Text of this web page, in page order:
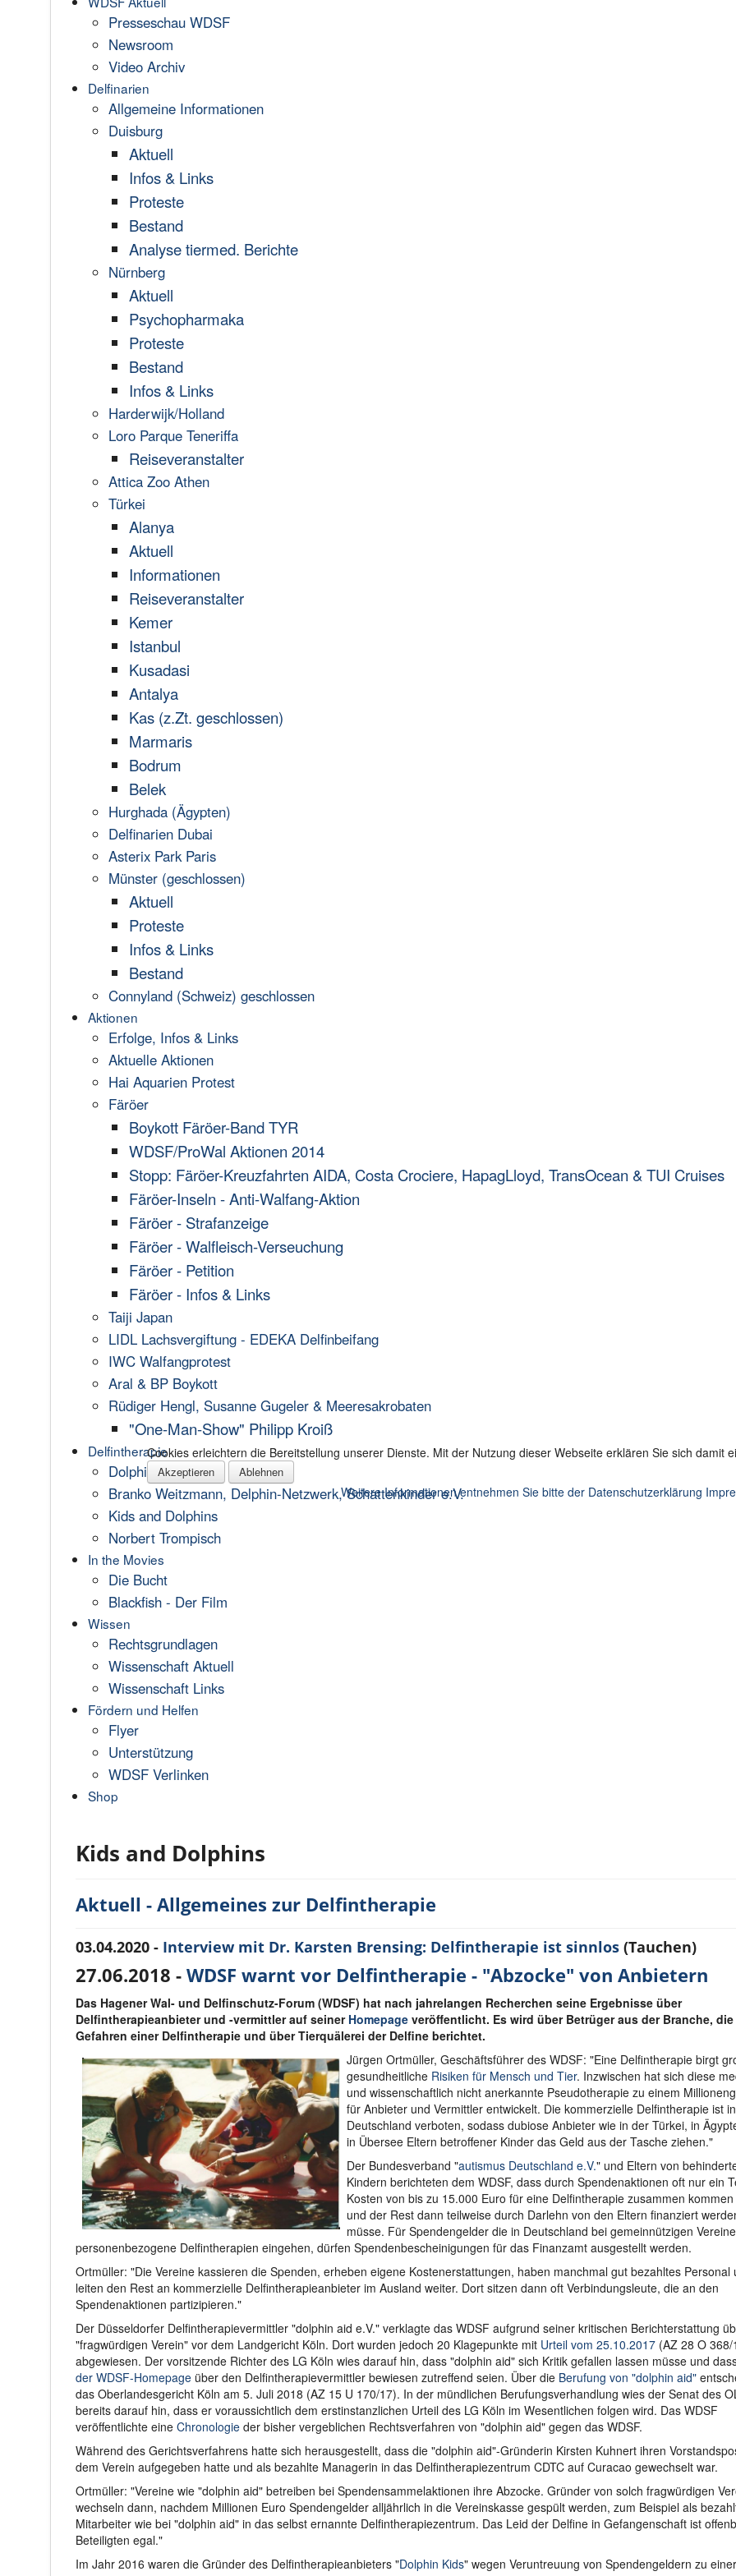
Presseschau WDSF
Newsroom
Video Archiv
Delfinarien
Allgemeine Informationen
Duisburg
Aktuell
Infos & Links
Proteste
Bestand
Analyse tiermed. Berichte
Nürnberg
Aktuell
Psychopharmaka
Proteste
Bestand
Infos & Links
Harderwijk/Holland
Loro Parque Teneriffa
Reiseveranstalter
Attica Zoo Athen
Türkei
Alanya
Aktuell
Informationen
Reiseveranstalter
Kemer
Istanbul
Kusadasi
Antalya
Kas (z.Zt. geschlossen)
Marmaris
Bodrum
Belek
Hurghada (Ägypten)
Delfinarien Dubai
Asterix Park Paris
Münster (geschlossen)
Aktuell
Proteste
Infos & Links
Bestand
Connyland (Schweiz) geschlossen
Aktionen
Erfolge, Infos & Links
Aktuelle Aktionen
Hai Aquarien Protest
Färöer
Boykott Färöer-Band TYR
WDSF/ProWal Aktionen 2014
Stopp: Färöer-Kreuzfahrten AIDA, Costa Crociere, HapagLloyd, TransOcean & TUI Cruises
Färöer-Inseln - Anti-Walfang-Aktion
Färöer - Strafanzeige
Färöer - Walfleisch-Verseuchung
Färöer - Petition
Färöer - Infos & Links
Taiji Japan
LIDL Lachsvergiftung - EDEKA Delfinbeifang
IWC Walfangprotest
Aral & BP Boykott
Rüdiger Hengl, Susanne Gugeler & Meeresakrobaten
"One-Man-Show" Philipp Kroiß
Delfintherapie
Dolphin Aid
Branko Weitzmann, Delphin-Netzwerk, Schattenkinder e.V.
Kids and Dolphins
Norbert Trompisch
In the Movies
Die Bucht
Blackfish - Der Film
Wissen
Rechtsgrundlagen
Wissenschaft Aktuell
Wissenschaft Links
Fördern und Helfen
Flyer
Unterstützung
WDSF Verlinken
Shop
Kids and Dolphins
Aktuell - Allgemeines zur Delfintherapie
03.04.2020 - Interview mit Dr. Karsten Brensing: Delfintherapie ist sinnlos (Tauchen)
27.06.2018 - WDSF warnt vor Delfintherapie - "Abzocke" von Anbietern
Das Hagener Wal- und Delfinschutz-Forum (WDSF) hat nach jahrelangen Recherchen seine Ergebnisse über
Delfintherapieanbieter und -vermittler auf seiner Homepage veröffentlicht. Es wird über Betrüger aus der Branche, die
Gefahren einer Delfintherapie und über Tierquälerei der Delfine berichtet.
Jürgen Ortmüller, Geschäftsführer des WDSF: "Eine Delfintherapie birgt
gesundheitliche Risiken für Mensch und Tier. Inzwischen hat sich diese
und wissenschaftlich nicht anerkannte Pseudotherapie zu einem
für Anbieter und Vermittler entwickelt. Die kommerzielle Delfintherapie ist in
Deutschland verboten, sodass dubiose Anbieter wie in der Türkei, in
in Übersee Eltern betroffener Kinder das Geld aus der Tasche ziehen."
Der Bundesverband "autismus Deutschland e.V." und Eltern von
Kindern berichteten dem WDSF, dass durch Spendenaktionen oft nur ein
Kosten von bis zu 15.000 Euro für eine Delfintherapie zusammen
und der Rest dann teilweise durch Darlehn von den Eltern finanziert
müsse. Für Spendengelder die in Deutschland bei gemeinnützigen
personenbezogene Delfintherapien eingehen, dürfen Spendenbescheinigungen für das Finanzamt ausgestellt werden.
Ortmüller: "Die Vereine kassieren die Spenden, erheben eigene Kostenerstattungen, haben manchmal gut bezahltes Personal
leiten den Rest an kommerzielle Delfintherapieanbieter im Ausland weiter. Dort sitzen dann oft Verbindungsleute, die an den
Spendenaktionen partizipieren."
Der Düsseldorfer Delfintherapievermittler "dolphin aid e.V." verklagte das WDSF aufgrund seiner kritischen Berichterstattung
"fragwürdigen Verein" vor dem Landgericht Köln. Dort wurden jedoch 20 Klagepunkte mit Urteil vom 25.10.2017 (AZ 28 O 368/
abgewiesen. Der vorsitzende Richter des LG Köln wies darauf hin, dass "dolphin aid" sich Kritik gefallen lassen müsse und
der WDSF-Homepage über den Delfintherapievermittler bewiesen zutreffend seien. Über die Berufung von "dolphin aid"
das Oberlandesgericht Köln am 5. Juli 2018 (AZ 15 U 170/17). In der mündlichen Berufungsverhandlung wies der Senat des
bereits darauf hin, dass er voraussichtlich dem erstinstanzlichen Urteil des LG Köln im Wesentlichen folgen wird. Das WDSF
veröffentlichte eine Chronologie der bisher vergeblichen Rechtsverfahren von "dolphin aid" gegen das WDSF.
Während des Gerichtsverfahrens hatte sich herausgestellt, dass die "dolphin aid"-Gründerin Kirsten Kuhnert ihren
dem Verein aufgegeben hatte und als bezahlte Managerin in das Delfintherapiezentrum CDTC auf Curacao gewechselt war.
Ortmüller: "Vereine wie "dolphin aid" betreiben bei Spendensammelaktionen ihre Abzocke. Gründer von solch fragwürdigen
wechseln dann, nachdem Millionen Euro Spendengelder alljährlich in die Vereinskasse gespült werden, zum Beispiel als
Mitarbeiter wie bei "dolphin aid" in das selbst ernannte Delfintherapiezentrum. Das Leid der Delfine in Gefangenschaft ist
Beteiligten egal."
Im Jahr 2016 waren die Gründer des Delfintherapieanbieters "Dolphin Kids" wegen Veruntreuung von Spendengeldern zu einer
Cookies erleichtern die Bereitstellung unserer Dienste. Mit der Nutzung dieser Webseite erklären Sie sich damit
Akzeptieren Ablehnen
Weitere Informationen entnehmen Sie bitte der Datenschutzerklärung